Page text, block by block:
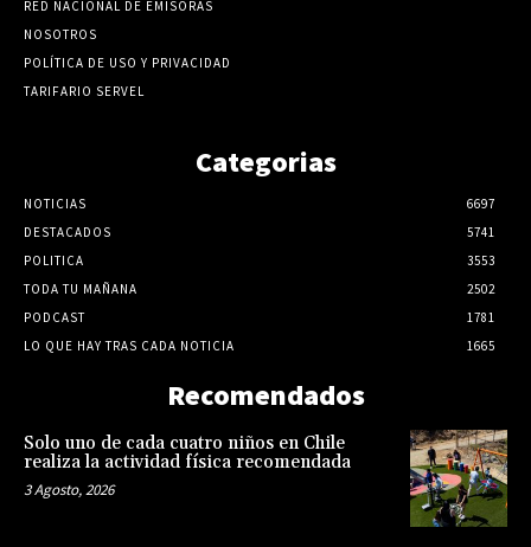
RED NACIONAL DE EMISORAS
NOSOTROS
POLÍTICA DE USO Y PRIVACIDAD
TARIFARIO SERVEL
Categorias
NOTICIAS
6697
DESTACADOS
5741
POLITICA
3553
TODA TU MAÑANA
2502
PODCAST
1781
LO QUE HAY TRAS CADA NOTICIA
1665
Recomendados
Solo uno de cada cuatro niños en Chile
realiza la actividad física recomendada
3 Agosto, 2026